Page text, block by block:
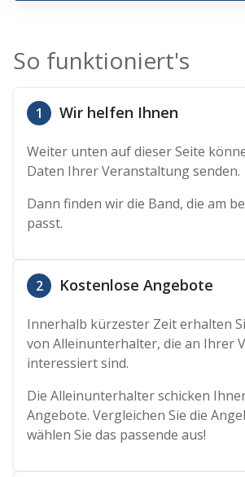
So funktioniert's
1 Wir helfen Ihnen
Weiter unten auf dieser Seite
Daten Ihrer Veranstaltung senden.
Dann finden wir die Band, die am
passt.
2 Kostenlose Angebote
Innerhalb kürzester Zeit erhalten
von Alleinunterhalter, die an Ihrer
interessiert sind.
Die Alleinunterhalter schicken
Angebote. Vergleichen Sie die
wählen Sie das passende aus!